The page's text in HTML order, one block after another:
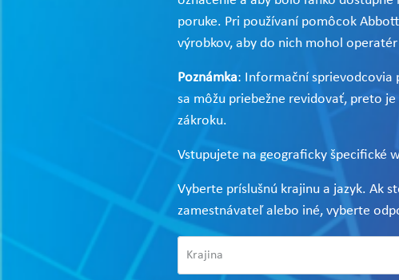
poruke. Pri používaní pomôcok
výrobkov, aby do nich mohol
Poznámka: Informační sprievodcovia
sa môžu priebežne revidovať, preto
zákroku.
Vstupujete na geograficky špecifické
Vyberte príslušnú krajinu a jazyk. Ak
zamestnávateľ alebo iné, vyberte